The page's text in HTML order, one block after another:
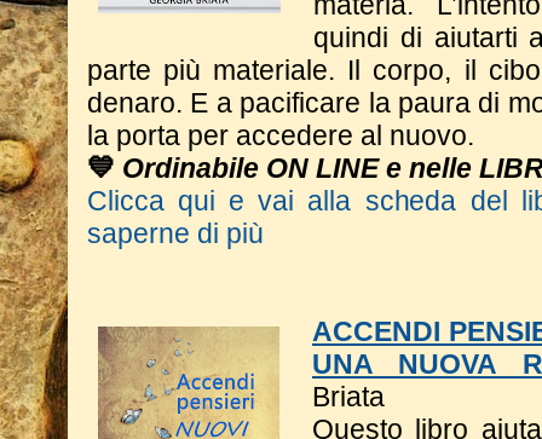
quindi di aiutarti
parte più materiale. Il corpo, il
denaro. E a pacificare la paura di
la porta per accedere al nuovo.
💙 Ordinabile ON LINE e nelle
Clicca qui e vai alla scheda del
saperne di più
ACCENDI
UNA NUOVA
Briata
Questo libro a